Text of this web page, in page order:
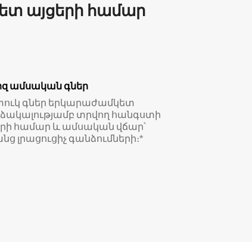
այցերի համար
ամսական գներ
գներ երկարաժամկետ
տրվող հանգստի
համար և ամսական վճար՝
լրացուցիչ գանձումների։*